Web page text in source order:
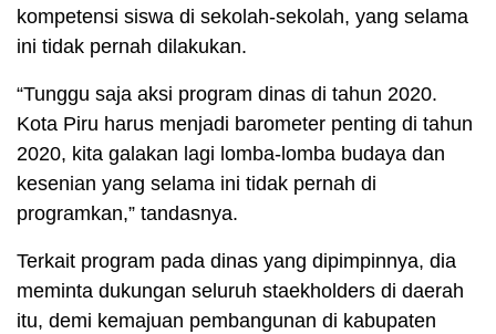
kompetensi siswa di sekolah-sekolah, yang selama
ini tidak pernah dilakukan.
“Tunggu saja aksi program dinas di tahun 2020.
Kota Piru harus menjadi barometer penting di tahun
2020, kita galakan lagi lomba-lomba budaya dan
kesenian yang selama ini tidak pernah di
programkan,” tandasnya.
Terkait program pada dinas yang dipimpinnya, dia
meminta dukungan seluruh staekholders di daerah
itu, demi kemajuan pembangunan di kabupaten